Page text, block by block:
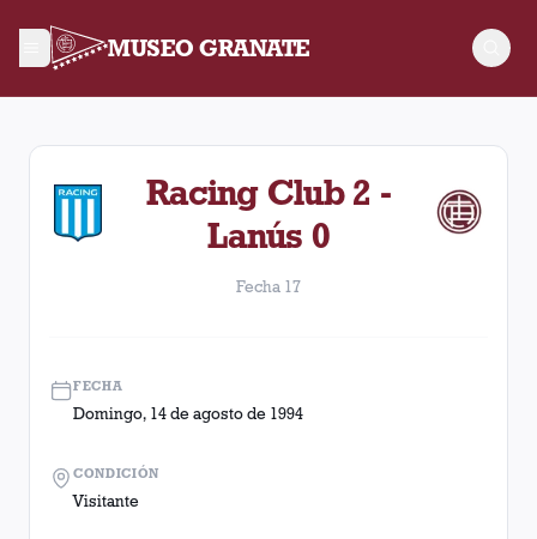
MUSEO GRANATE
Fecha 17. Partido entre Lanús y Racing Club disputado el
Racing Club 2 -
Lanús 0
Fecha 17
FECHA
Domingo, 14 de agosto de 1994
CONDICIÓN
Visitante